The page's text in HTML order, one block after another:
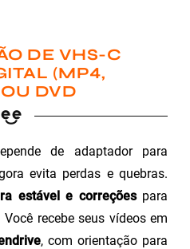
DE VHS-C
(MP4,
DVD
de adaptador para
evita perdas e quebras.
estável e correçõespara
recebe seus vídeos em
, com orientação para